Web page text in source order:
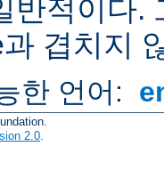
반적이다.
겹치지
한 언어:
2.0.